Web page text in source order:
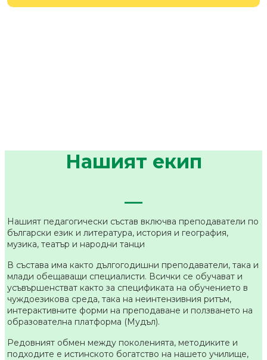
Нашият екип
Нашият педагогически състав включва преподаватели по
български език и литература, история и география,
музика, театър и народни танци
В състава има както дългогодишни преподаватели, така и
млади обещаващи специалисти. Всички се обучават и
усъвършенстват както за спецификата на обучението в
чуждоезикова среда, така на неинтензивния ритъм,
интерактивните форми на преподаване и ползването на
образователна платформа (Мудъл).
Редовният обмен между поколенията, методиките и
подходите е истинското богатство на нашето училище,